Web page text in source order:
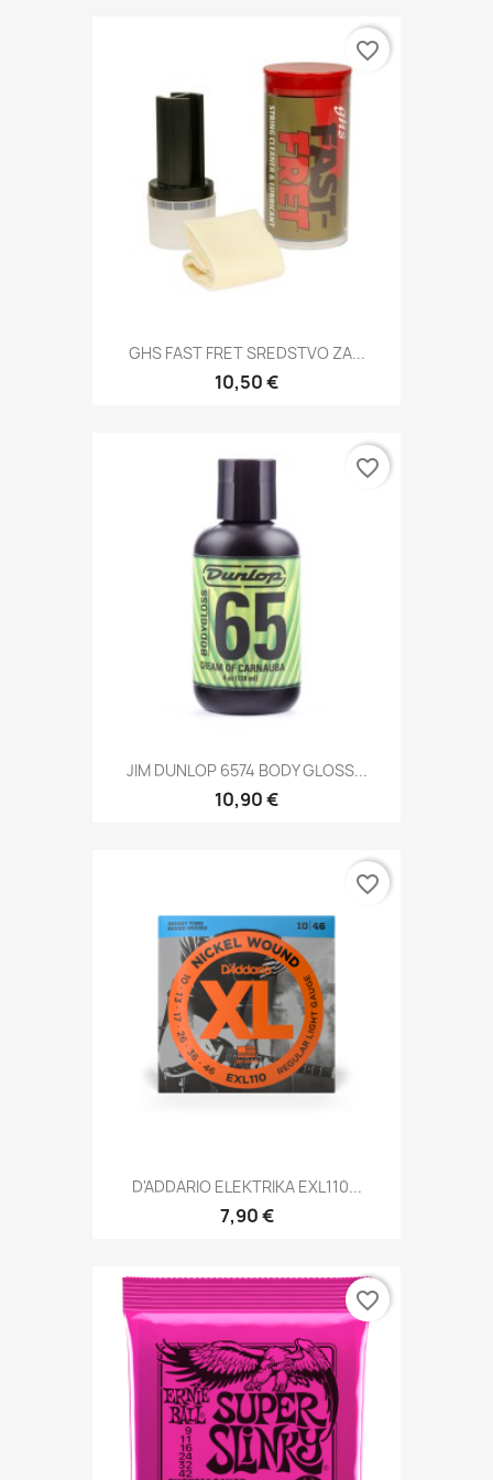
GHS FAST FRET SREDSTVO ZA...
10,50 €
favorite_border
JIM DUNLOP 6574 BODY GLOSS...
10,90 €
favorite_border
D'ADDARIO ELEKTRIKA EXL110...
7,90 €
favorite_border
favorite_border